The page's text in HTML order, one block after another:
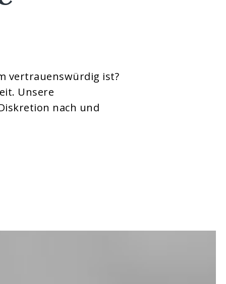
vertrauenswürdig ist?
Unsere
nach und